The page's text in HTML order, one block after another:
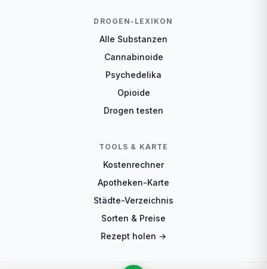
DROGEN-LEXIKON
Alle Substanzen
Cannabinoide
Psychedelika
Opioide
Drogen testen
TOOLS & KARTE
Kostenrechner
Apotheken-Karte
Städte-Verzeichnis
Sorten & Preise
Rezept holen →